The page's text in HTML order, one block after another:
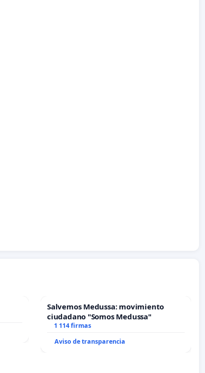
Salvemos Medussa: movimiento
ciudadano "Somos Medussa"
1 114 firmas
Aviso de transparencia